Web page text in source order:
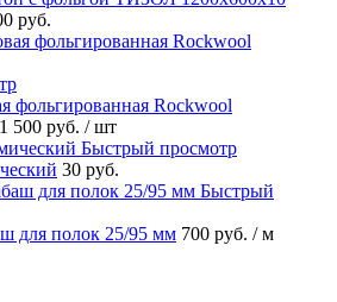
руб.
фольгированная Rockwool
1 500 руб. / шт
Быстрый просмотр
30 руб.
Быстрый
для полок 25/95 мм 700 руб. / м